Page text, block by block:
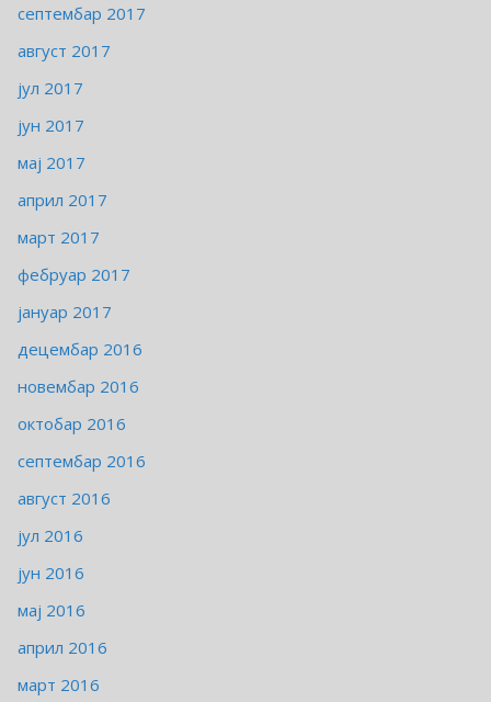
септембар 2017
август 2017
јул 2017
јун 2017
мај 2017
април 2017
март 2017
фебруар 2017
јануар 2017
децембар 2016
новембар 2016
октобар 2016
септембар 2016
август 2016
јул 2016
јун 2016
мај 2016
април 2016
март 2016